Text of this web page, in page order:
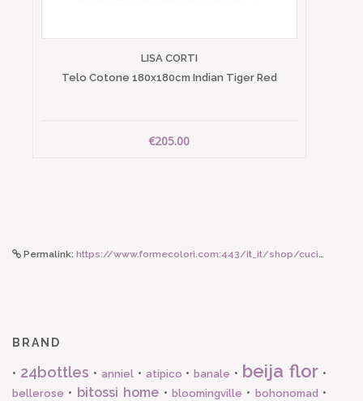
LISA CORTI
Telo Cotone 180x180cm Indian Tiger Red
€205.00
Permalink: https://www.formecolori.com:443/it_it/shop/cucina/tazze_e_tazzine/hk_living_set_tazzine_artist_ceramics_4_pezzi/6151
BRAND
• 24bottles • anniel• atipico •banale • beija flor •
bellerose • bitossi home • bloomingville • bohonomad •